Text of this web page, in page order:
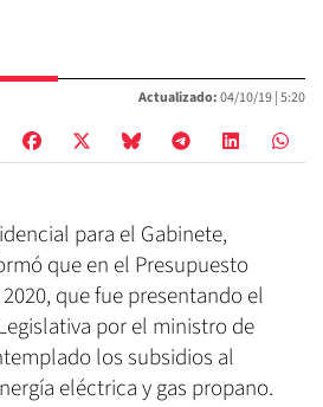
Actualizado:04/10/19 |5:20
para el Gabinete,
que en el Presupuesto
que fue presentando el
por el ministro de
los subsidios al
eléctrica y gas propano.